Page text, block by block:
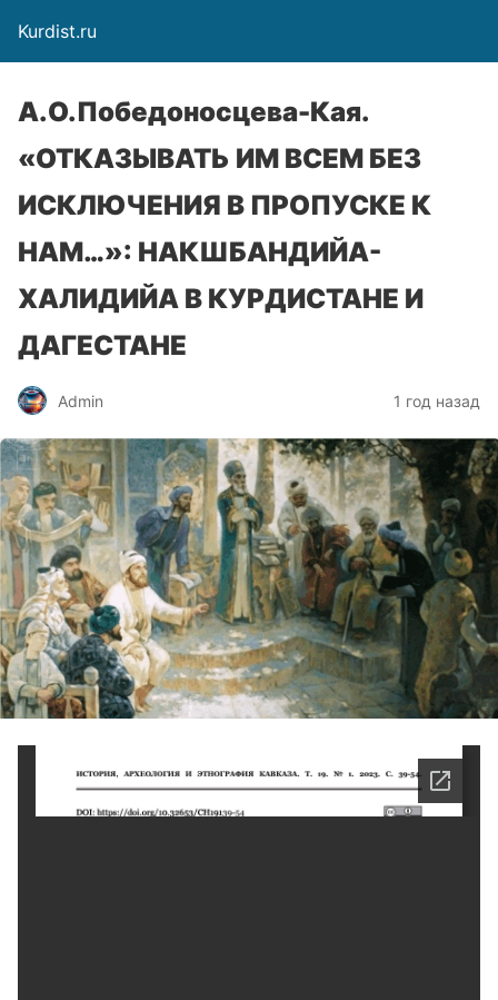
Kurdist.ru
А.О.Победоносцева-Кая.
«ОТКАЗЫВАТЬ ИМ ВСЕМ БЕЗ
ИСКЛЮЧЕНИЯ В ПРОПУСКЕ К
НАМ…»: НАКШБАНДИЙА-
ХАЛИДИЙА В КУРДИСТАНЕ И
ДАГЕСТАНЕ
Admin 1 год назад